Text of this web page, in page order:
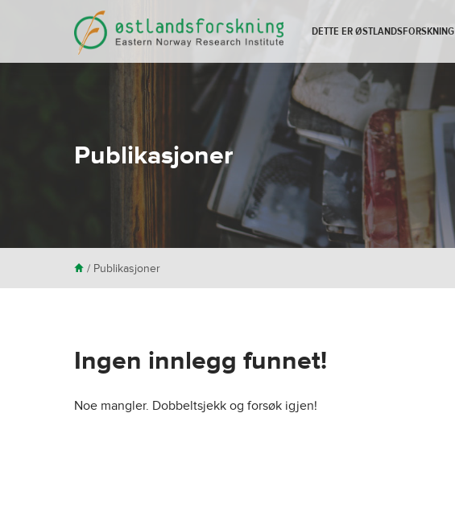
DETTE ER ØSTLANDSFORSKNING
Publikasjoner
H / Publikasjoner
Ingen innlegg funnet!
Noe mangler. Dobbeltsjekk og forsøk igjen!